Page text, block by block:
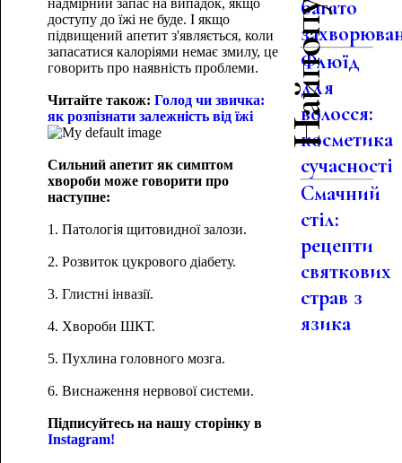
надмірний запас на випадок, якщо
доступу до їжі не буде. І якщо
підвищений апетит з'являється, коли
запасатися калоріями немає змилу, це
говорить про наявність проблеми.
Читайте також: Голод чи звичка:
як розпізнати залежність від їжі
Сильний апетит як симптом
хвороби може говорити про
наступне:
1. Патологія щитовидної залози.
2. Розвиток цукрового діабету.
3. Глистні інвазії.
4. Хвороби ШКТ.
5. Пухлина головного мозга.
6. Виснаження нервової системи.
Підписуйтесь на нашу сторінку в
Instagram!
багато
Флюїд
для
волосся:
косметика
сучасності
Смачний
стіл:
рецепти
святкових
страв з
язика